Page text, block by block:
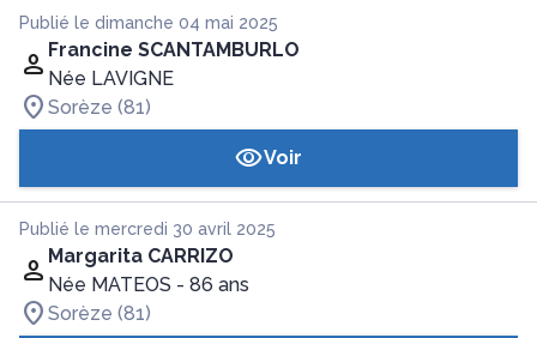
Publié le dimanche 04 mai 2025
Francine SCANTAMBURLO
Née LAVIGNE
Sorèze (81)
Voir
Publié le mercredi 30 avril 2025
Margarita CARRIZO
Née MATEOS - 86 ans
Sorèze (81)